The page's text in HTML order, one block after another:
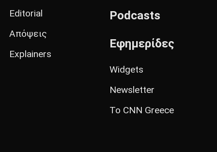
Editorial
Απόψεις
Explainers
Podcasts
Εφημερίδες
Widgets
Newsletter
Το CNN Greece